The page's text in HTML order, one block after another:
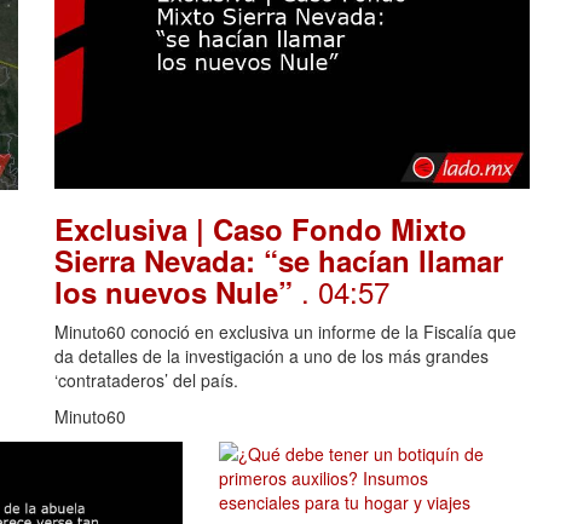
Exclusiva | Caso Fondo Mixto
Sierra Nevada: “se hacían llamar
los nuevos Nule” . 04:57
Minuto60 conoció en exclusiva un informe de la Fiscalía que
da detalles de la investigación a uno de los más grandes
‘contrataderos’ del país.
Minuto60